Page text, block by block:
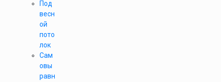
Под
весн
ой
пото
лок
Сам
овы
равн